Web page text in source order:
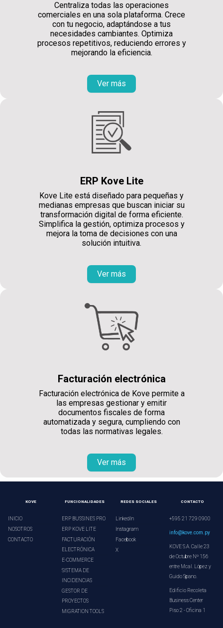
Centraliza todas las operaciones
comerciales en una sola plataforma. Crece
con tu negocio, adaptándose a tus
necesidades cambiantes. Optimiza
procesos repetitivos, reduciendo errores y
mejorando la eficiencia.
Ver más
ERP Kove Lite
Kove Lite está diseñado para pequeñas y
medianas empresas que buscan iniciar su
transformación digital de forma eficiente.
Simplifica la gestión, optimiza procesos y
mejora la toma de decisiones con una
solución intuitiva.
Ver más
Facturación electrónica
Facturación electrónica de Kove permite a
las empresas gestionar y emitir
documentos fiscales de forma
automatizada y segura, cumpliendo con
todas las normativas legales.
Ver más
KOVE
INICIO
NOSOTROS
CONTACTO
FUNCIONALIDADES
ERP BUSSINES PRO
ERP KOVE LITE
FACTURACIÓN
ELECTRÓNICA
E-COMMERCE
SISTEMA DE
INCIDENCIAS
GESTOR DE
PROYECTOS
MIGRATION TOOLS
REDES SOCIALES
LinkedIn
Instagram
Facebook
X
CONTACTO
+595 21 729 0900
info@kove.com.py
KOVE S.A. Calle 23
de Octubre Nº 156
entre Mcal. López y
Guido Spano.
Edificio Recoleta
Business Center
Piso 2 - Oficina 1